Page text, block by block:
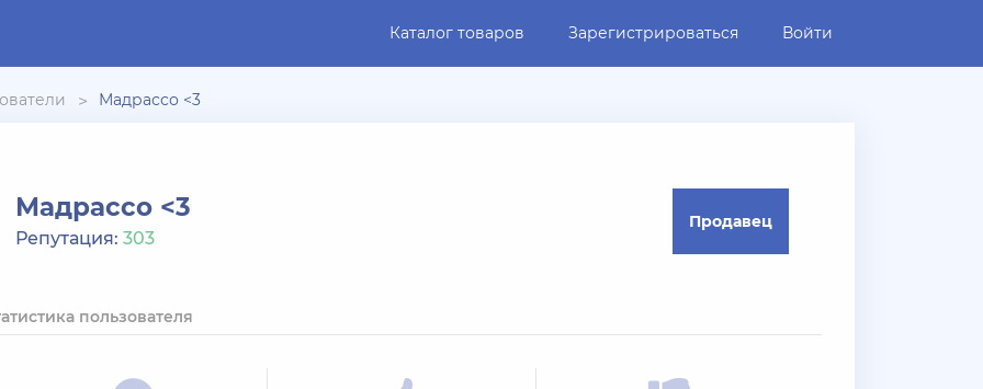
Каталог товаров Зарегистрироваться Войти
Мадрассо <3
Мадрассо <3
Репутация: 303
Продавец
пользователя